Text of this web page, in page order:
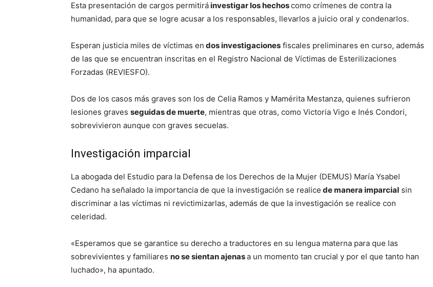
Esta presentación de cargos permitiráinvestigar los hechoscomo crímenes de contra la
humanidad, para que se logre acusar a los responsables, llevarlos a juicio oral y condenarlos.
Esperan justicia miles de víctimas en dos investigaciones fiscales preliminares en curso, además
de las que se encuentran inscritas en el Registro Nacional de Víctimas de Esterilizaciones
Forzadas (REVIESFO).
Dos de los casos más graves son los de Celia Ramos y Mamérita Mestanza, quienes sufrieron
lesiones graves seguidas de muerte, mientras que otras, como Victoria Vigo e Inés Condori,
sobrevivieron aunque con graves secuelas.
Investigación imparcial
La abogada del Estudio para la Defensa de los Derechos de la Mujer (DEMUS) María Ysabel
Cedano ha señalado la importancia de que la investigación se realice de manera imparcial sin
discriminar a las víctimas ni revictimizarlas, además de que la investigación se realice con
celeridad.
«Esperamos que se garantice su derecho a traductores en su lengua materna para que las
sobrevivientes y familiares no se sientan ajenasa un momento tan crucial y por el que tanto han
luchado», ha apuntado.